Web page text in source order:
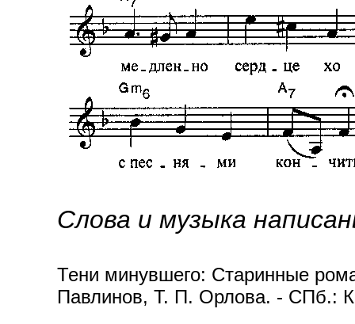
Слова и музыка
Тени минувшего: Старинные
Павлинов, Т. П. Орлова. - СПб.: